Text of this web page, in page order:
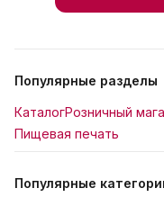
Популярные разделы
КаталогРозничный
Пищевая печать
Популярные